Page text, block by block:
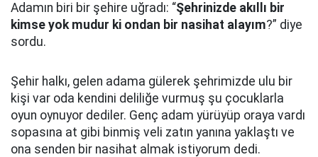
Adamın biri bir şehire uğradı: “Şehrinizde akıllı bir
kimse yok mudur ki ondan bir nasihat alayım?” diye
sordu.
Şehir halkı, gelen adama gülerek şehrimizde ulu bir
kişi var oda kendini deliliğe vurmuş şu çocuklarla
oyun oynuyor dediler. Genç adam yürüyüp oraya vardı
sopasına at gibi binmiş veli zatın yanına yaklaştı ve
ona senden bir nasihat almak istiyorum dedi.